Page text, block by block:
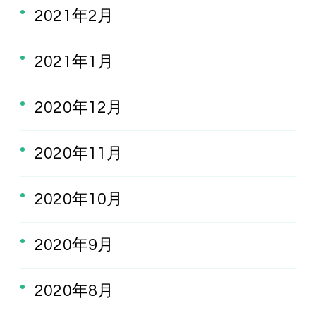
2021年2月
2021年1月
2020年12月
2020年11月
2020年10月
2020年9月
2020年8月